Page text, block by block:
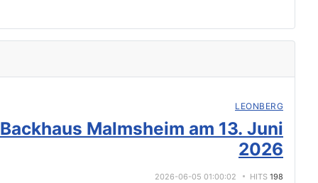
LEONBERG
Malmsheim am 13. Juni
2026
2026-06-05 01:00:02 HITS 198